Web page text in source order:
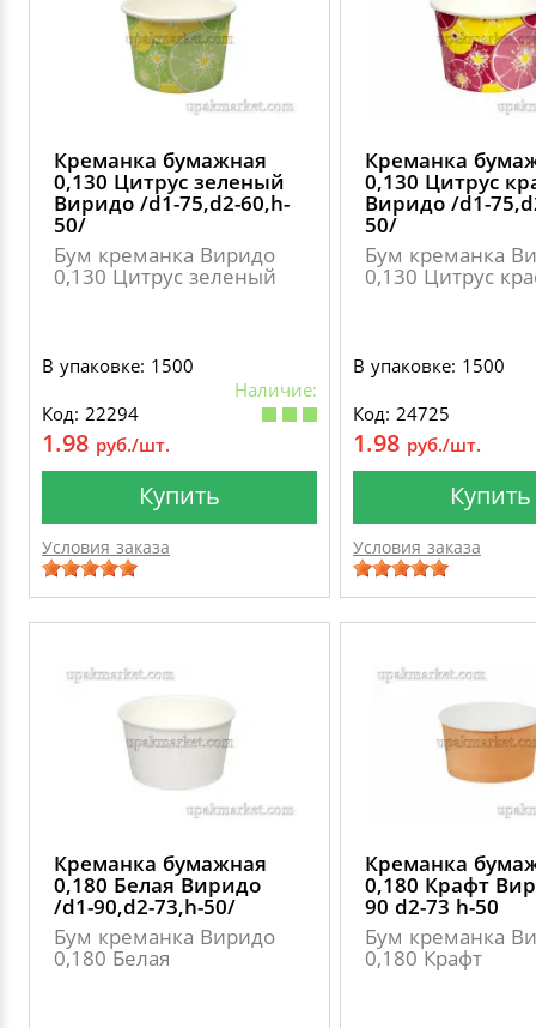
Креманка бумажная
0,130 Цитрус зеленый
Виридо /d1-75,d2-60,h-
50/
Бум креманка Виридо
0,130 Цитрус зеленый
В упаковке: 1500
Наличие:
Код: 22294
1.98 руб./шт.
Купить
Условия заказа
Креманка
0,130 Цитрус
Виридо /d1-
50/
Бум креманка
0,130 Цитрус
В упаковке: 1500
Код: 24725
1.98 руб./шт.
Купить
Условия заказа
Креманка бумажная
0,180 Белая Виридо
/d1-90,d2-73,h-50/
Бум креманка Виридо
0,180 Белая
Креманка
0,180 Крафт
90 d2-73 h-50
Бум креманка
0,180 Крафт